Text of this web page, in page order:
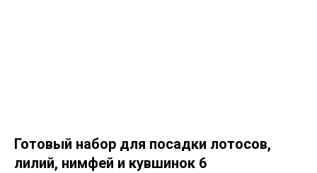
Готовый набор для посадки лотосов,
лилий, нимфей и кувшинок 6